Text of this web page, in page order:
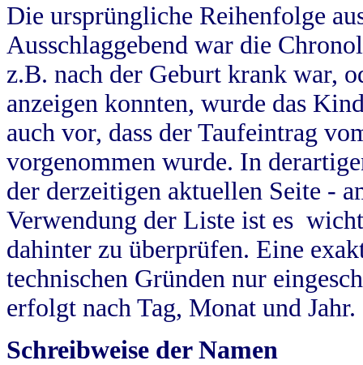
Die ursprüngliche Reihenfolge
Ausschlaggebend war die
z.B. nach der Geburt krank war,
anzeigen konnten, wurde das
auch vor, dass der Taufeintrag
vorgenommen wurde. In
der derzeitigen aktuellen Seite -
Verwendung der Liste ist es
dahinter zu überprüfen. Eine
technischen Gründen nur
erfolgt nach Tag, Monat und Jahr.
Schreibweise der Namen